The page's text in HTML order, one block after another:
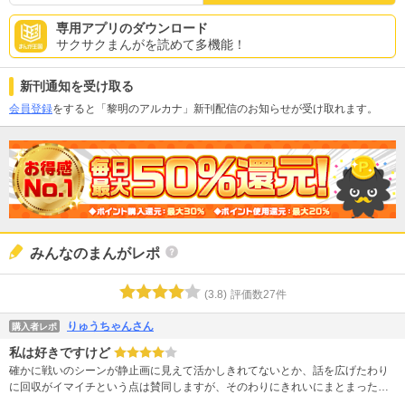
専用アプリのダウンロード
サクサクまんがを読めて多機能！
新刊通知を受け取る
会員登録をすると「黎明のアルカナ」新刊配信のお知らせが受け取れます。
みんなのまんがレポ
(3.8) 評価数27件
購入者レポ りゅうちゃんさん
私は好きですけど
確かに戦いのシーンが静止画に見えて活かしきれてないとか、話を広げたわり
に回収がイマイチという点は賛同しますが、そのわりにきれいにまとまった感